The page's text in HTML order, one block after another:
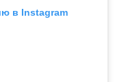
в Instagram